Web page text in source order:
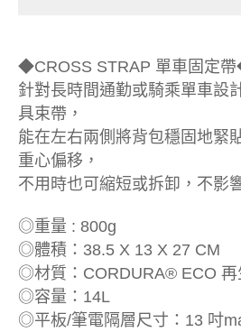
◆CROSS STRAP 單車固定
針對長時間通勤或騎乘單車設
具束帶，
能在左右兩側將背包穩固地緊
重心偏移，
不用時也可縮短或拆卸，不影
◎重量 : 800g
◎體積：38.5 X 13 X 27 CM
◎材質：CORDURA® ECO 再
◎容量：14L
◎平板/筆電隔層尺寸：13 吋